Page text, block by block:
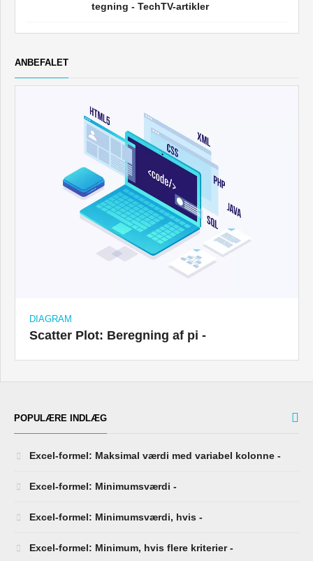
tegning - TechTV-artikler
ANBEFALET
DIAGRAM
Scatter Plot: Beregning af pi -
POPULÆRE INDLÆG
Excel-formel: Maksimal værdi med variabel kolonne -
Excel-formel: Minimumsværdi -
Excel-formel: Minimumsværdi, hvis -
Excel-formel: Minimum, hvis flere kriterier -